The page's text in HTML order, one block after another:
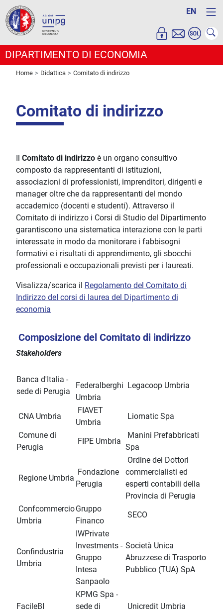
EN
DIPARTIMENTO DI ECONOMIA
Home Didattica Comitato di indirizzo
Comitato di indirizzo
Comitato di indirizzo è un organo consultivo
composto da rappresentanti di istituzioni,
associazioni di professionisti, imprenditori, dirigenti e
manager oltre che da rappresentanti del mondo
accademico (docenti e studenti). Attraverso il
Comitato di indirizzo i Corsi di Studio del Dipartimento
garantiscono una sistematica interazione con le parti
interessate in modo da monitorare i fabbisogni
formativi e i risultati di apprendimento, gli sbocchi
professionali e occupazionali previsti per i laureati.
Visalizza/scarica il Regolamento del Comitato di
Indirizzo deI corsi di laurea del Dipartimento di
economia
Composizione del Comitato di indirizzo
Stakeholders
Banca d'Italia -
sede di Perugia
Federalberghi
Umbria
Legacoop Umbria
CNA Umbria
FIAVET
Umbria
Liomatic Spa
Comune di
Perugia
FIPE Umbria
Manini Prefabbricati
Spa
Regione Umbria
Fondazione
Perugia
Ordine dei Dottori
commercialisti ed
esperti contabili della
Provincia di Perugia
Confcommercio
Umbria
Gruppo
Financo
SECO
Confindustria
Umbria
IWPrivate
Investments -
Gruppo
Intesa
Sanpaolo
Società Unica
Abruzzese di Trasporto
Pubblico (TUA) SpA
FacileBI
KPMG Spa -
sede di
Unicredit Umbria